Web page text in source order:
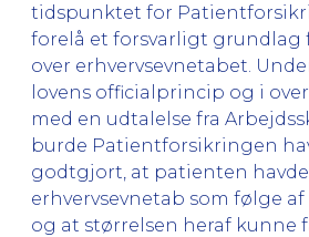
tidspunktet for
forelå et forsvarligt grundlag
over erhvervsevnetabet.
lovens officialprincip og i
med en udtalelse fra
burde Patientforsikringen
godtgjort, at patienten
erhvervsevnetab som følge
og at størrelsen heraf kunne